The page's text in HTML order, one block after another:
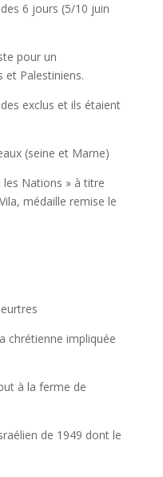
6 jours (5/10 juin
pour un
et Palestiniens.
exclus et ils étaient
(seine et Marne)
les Nations » à titre
médaille remise le
chrétienne impliquée
à la ferme de
de 1949 dont le